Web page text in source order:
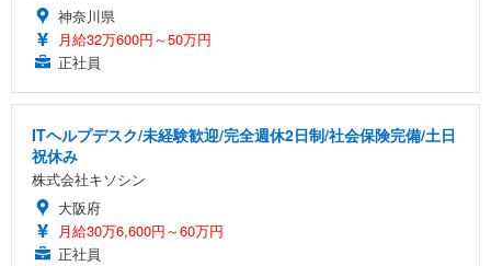
神奈川県
月給32万600円～50万円
正社員
ITヘルプデスク/未経験歓迎/完全週休2日制/社会保険完備/土日
祝休み
株式会社キソシン
大阪府
月給30万6,600円～60万円
正社員